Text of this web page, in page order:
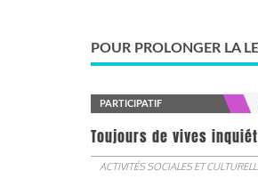
POUR PROLONGER LA
PARTICIPATIF
Toujours de vives
ACTIVITÉS SOCIALES ET